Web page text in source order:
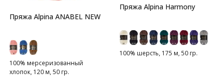
Пряжа Alpina ANABEL NEW
100% мерсеризованный
хлопок, 120 м, 50 гр.
Пряжа Alpina Harmony
100% шерсть, 175 м, 50 гр.